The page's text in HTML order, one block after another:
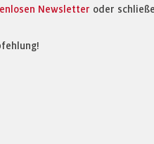
Newsletter oder